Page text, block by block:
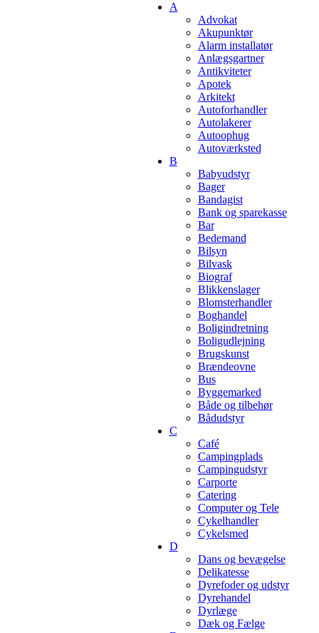
A
Advokat
Akupunktør
Alarm installatør
Anlægsgartner
Antikviteter
Apotek
Arkitekt
Autoforhandler
Autolakerer
Autoophug
Autoværksted
B
Babyudstyr
Bager
Bandagist
Bank og sparekasse
Bar
Bedemand
Bilsyn
Bilvask
Biograf
Blikkenslager
Blomsterhandler
Boghandel
Boligindretning
Boligudlejning
Brugskunst
Brændeovne
Bus
Byggemarked
Både og tilbehør
Bådudstyr
C
Café
Campingplads
Campingudstyr
Carporte
Catering
Computer og Tele
Cykelhandler
Cykelsmed
D
Dans og bevægelse
Delikatesse
Dyrefoder og udstyr
Dyrehandel
Dyrlæge
Dæk og Fælge